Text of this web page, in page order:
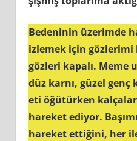
Bedeninin üzerimde
izlemek için gözlerimi
gözleri kapalı. Meme
düz karnı, güzel
eti öğütürken
hareket ediyor.
hareket ettiğini, her